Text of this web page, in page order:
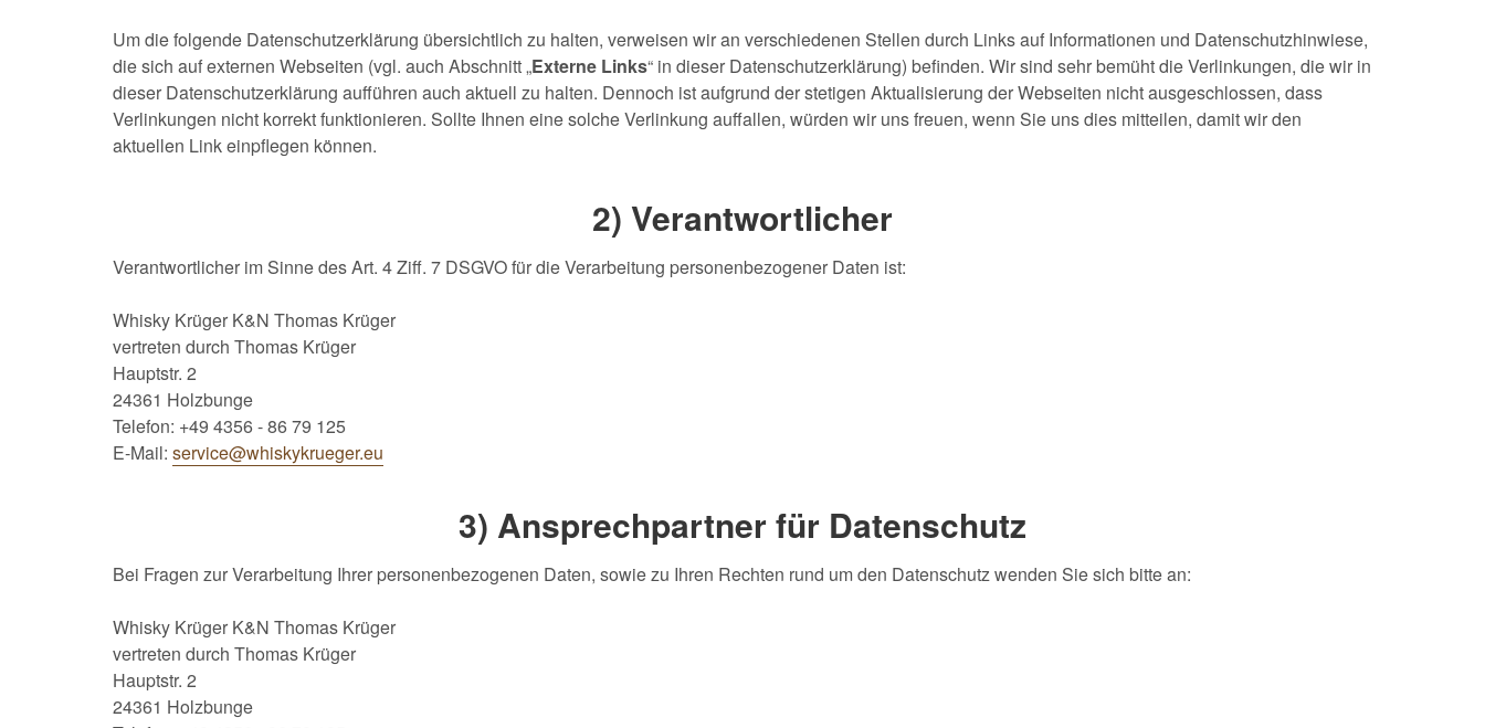
Um die folgende Datenschutzerklärung übersichtlich zu halten, verweisen wir an verschiedenen Stellen durch Links auf Informationen und Datenschutzhinwiese,
die sich auf externen Webseiten (vgl. auch Abschnitt „Externe Links“ in dieser Datenschutzerklärung) befinden. Wir sind sehr bemüht die Verlinkungen, die wir in
dieser Datenschutzerklärung aufführen auch aktuell zu halten. Dennoch ist aufgrund der stetigen Aktualisierung der Webseiten nicht ausgeschlossen, dass
Verlinkungen nicht korrekt funktionieren. Sollte Ihnen eine solche Verlinkung auffallen, würden wir uns freuen, wenn Sie uns dies mitteilen, damit wir den
aktuellen Link einpflegen können.
2) Verantwortlicher
Verantwortlicher im Sinne des Art. 4 Ziff. 7 DSGVO für die Verarbeitung personenbezogener Daten ist:
Whisky Krüger K&N Thomas Krüger
vertreten durch Thomas Krüger
Hauptstr. 2
24361 Holzbunge
Telefon: +49 4356 - 86 79 125
E-Mail: service@whiskykrueger.eu
3) Ansprechpartner für Datenschutz
Bei Fragen zur Verarbeitung Ihrer personenbezogenen Daten, sowie zu Ihren Rechten rund um den Datenschutz wenden Sie sich bitte an:
Whisky Krüger K&N Thomas Krüger
vertreten durch Thomas Krüger
Hauptstr. 2
24361 Holzbunge